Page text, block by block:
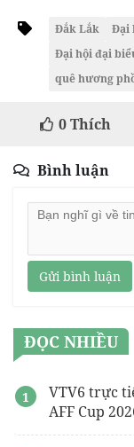
Đắk Lắk Đại
Đại hội đại
quê hương
0Thích
Bình luận
Gửi bình luận
ĐỌC NHIỀU
VTV6 trực
AFF Cup